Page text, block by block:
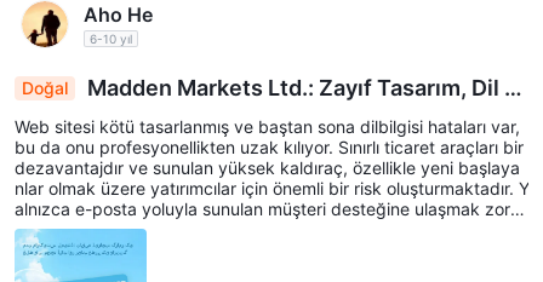
Aho He
6-10 yıl
Doğal
Madden Markets Ltd.: Zayıf Tasarım, Dil H
ataları, Sınırlı Enstrümanlar ve Yüksek Risk Uyarı
sı
Web sitesi kötü tasarlanmış ve baştan sona dilbilgisi hataları var,
bu da onu profesyonellikten uzak kılıyor. Sınırlı ticaret araçları bir
dezavantajdır ve sunulan yüksek kaldıraç, özellikle yeni başlaya
nlar olmak üzere yatırımcılar için önemli bir risk oluşturmaktadır. Y
alnızca e-posta yoluyla sunulan müşteri desteğine ulaşmak zord
ur ve 7/24 desteğin olmaması sakıncalıdır. Bu sorunları göz önün
de bulundurarak Madden Markets Limited ile işlem yapmamanızı
şiddetle tavsiye ederim.